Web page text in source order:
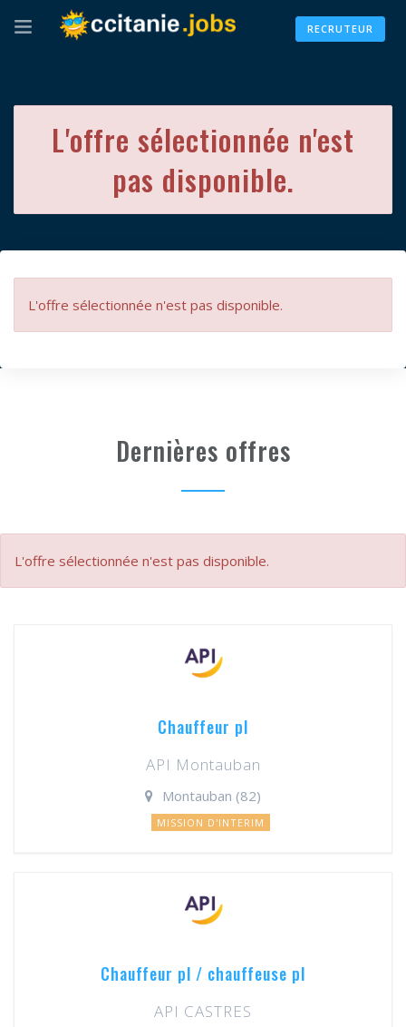
RECRUTEUR
L'offre sélectionnée n'est
pas disponible.
L'offre sélectionnée n'est pas disponible.
Dernières offres
L'offre sélectionnée n'est pas disponible.
Chauffeur pl
API Montauban
Montauban (82)
MISSION D'INTERIM
Chauffeur pl / chauffeuse pl
API CASTRES